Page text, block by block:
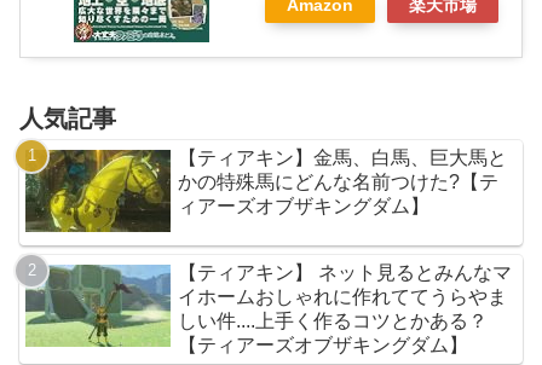
Amazon 楽天市場
人気記事
【ティアキン】金馬、白馬、巨大馬と
かの特殊馬にどんな名前つけた?【テ
ィアーズオブザキングダム】
【ティアキン】 ネット見るとみんなマ
イホームおしゃれに作れててうらやま
しい件....上手く作るコツとかある？
【ティアーズオブザキングダム】